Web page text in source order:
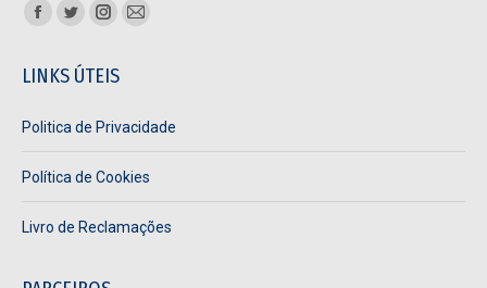
Find us on:
Facebook
opens
new
Twitter
opens
new
Instagram
opens
new new
LINKS ÚTEIS
Politica de Privacidade
Política de Cookies
Livro de Reclamações